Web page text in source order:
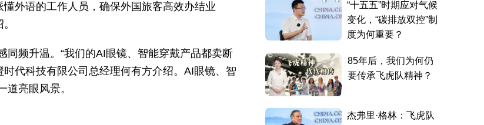
外语的工作人员，确保外国旅客高效办结业
同频升温。“我们的AI眼镜、智能穿戴产品都卖断
代科技有限公司总经理何有方介绍。AI眼镜、智
道亮眼风景。